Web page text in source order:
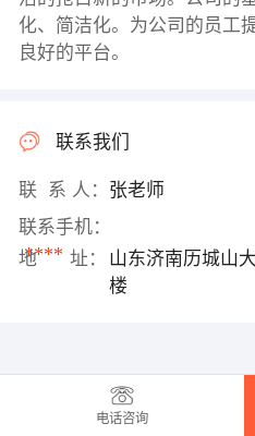
化、简洁化。为公司的员工
良好的平台。
联系我们
联 系 人： 张老师
联系手机：
****
地 址：
山东济南历城山
楼
电话咨询